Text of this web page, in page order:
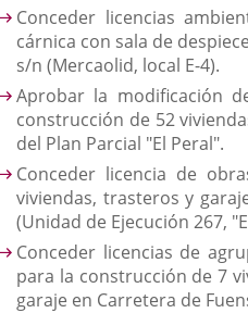
Conceder licencias
cárnica con sala de
s/n (Mercaolid, local E-4).
Aprobar la modificación
construcción de 52
del Plan Parcial "El Peral".
Conceder licencia de
viviendas, trasteros y
(Unidad de Ejecución 267,
Conceder licencias de
para la construcción de 7
garaje en Carretera de